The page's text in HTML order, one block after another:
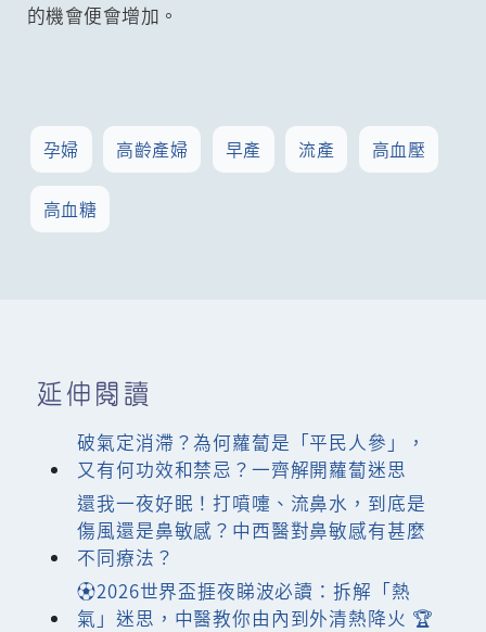
的機會便會增加。
孕婦 高齡產婦 早產 流產 高血壓
高血糖
延伸閱讀
破氣定消滯？為何蘿蔔是「平民人參」，
又有何功效和禁忌？一齊解開蘿蔔迷思
還我一夜好眠！打噴嚏、流鼻水，到底是
傷風還是鼻敏感？中西醫對鼻敏感有甚麼
不同療法？
⚽2026世界盃捱夜睇波必讀：拆解「熱
氣」迷思，中醫教你由內到外清熱降火 🏆